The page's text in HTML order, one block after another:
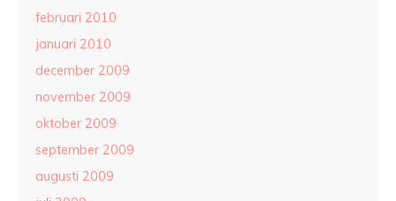
februari 2010
januari 2010
december 2009
november 2009
oktober 2009
september 2009
augusti 2009